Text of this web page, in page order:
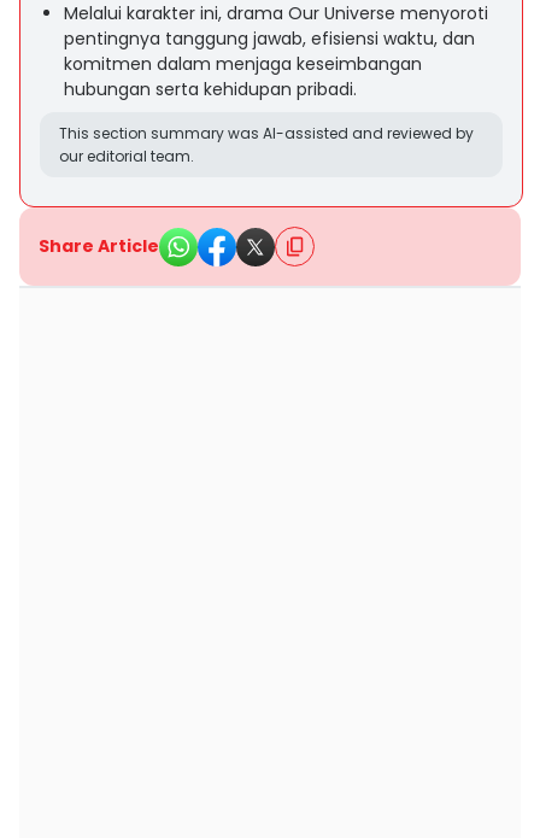
Melalui karakter ini, drama Our Universe menyoroti
pentingnya tanggung jawab, efisiensi waktu, dan
komitmen dalam menjaga keseimbangan
hubungan serta kehidupan pribadi.
This section summary was AI-assisted and reviewed by
our editorial team.
Share Article